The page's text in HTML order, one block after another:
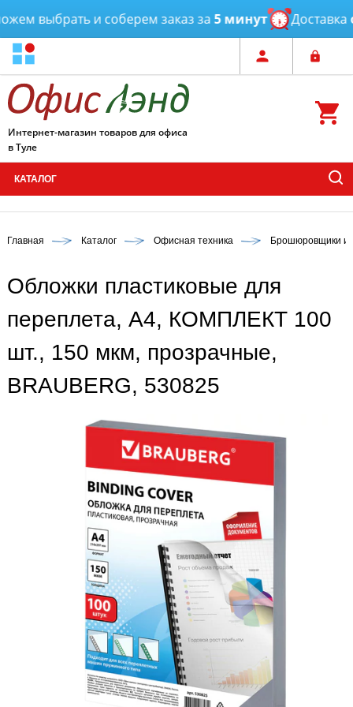
выбрать и соберем заказ за5 минут Доставкаот
Интернет-магазин товаров для офиса
в Туле
КАТАЛОГ
Главная Каталог Офисная техника Брошюровщики и
Обложки пластиковые для
переплета, А4, КОМПЛЕКТ 100
шт., 150 мкм, прозрачные,
BRAUBERG, 530825